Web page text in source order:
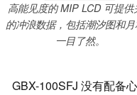
高能见度的 MIP LCD 可提供
的冲浪数据，包括潮汐图和月
一目了然。
GBX-100SFJ 没有配备